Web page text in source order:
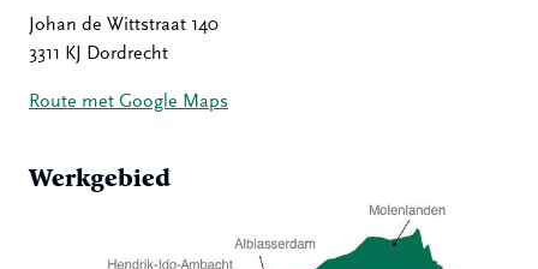
Johan de Wittstraat 140
3311 KJ Dordrecht
Route met Google Maps
Werkgebied